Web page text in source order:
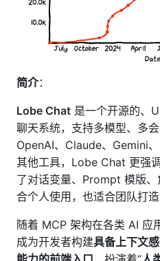
简介：
Lobe Chat 是一个开源的、
聊天系统，支持多模型、多
OpenAI、Claude、Gemini
其他工具，Lobe Chat 更强
了对话变量、Prompt 模版
合个人使用，也适合团队打
随着 MCP 架构在各类 AI 应
成为开发者构建具备上下文